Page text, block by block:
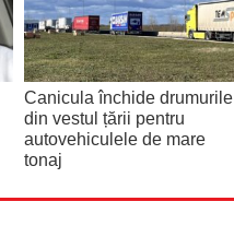
Canicula închide drumurile
din vestul țării pentru
autovehiculele de mare
tonaj